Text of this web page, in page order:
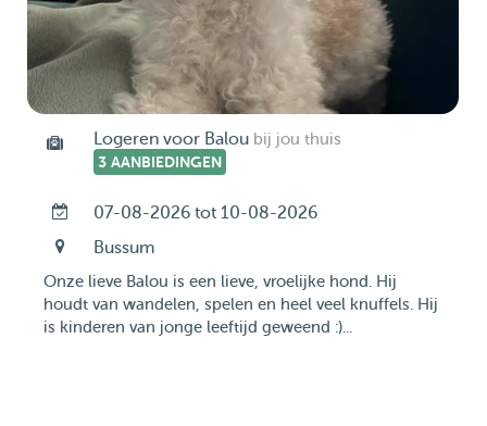
Logeren voor Balou bij jou thuis
3 AANBIEDINGEN
07-08-2026 tot 10-08-2026
Bussum
Onze lieve Balou is een lieve, vroelijke hond. Hij
houdt van wandelen, spelen en heel veel knuffels. Hij
is kinderen van jonge leeftijd geweend :)...